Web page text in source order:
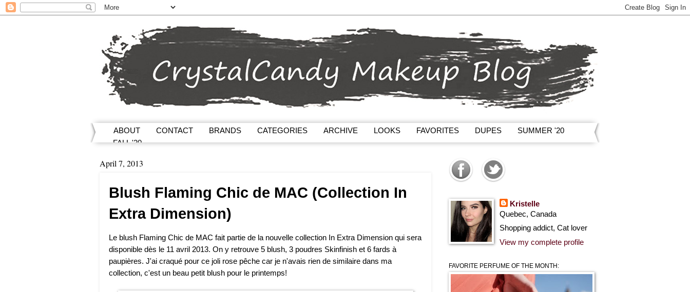
ABOUT CONTACT BRANDS CATEGORIES ARCHIVE LOOKS FAVORITES DUPES
SUMMER '20
FALL '20
April 7, 2013
Blush Flaming Chic de MAC (Collection In
Extra Dimension)
Le blush Flaming Chic de MAC fait partie de la nouvelle collection In Extra Dimension qui sera
disponible dès le 11 avril 2013. On y retrouve 5 blush, 3 poudres Skinfinish et 6 fards à
paupières. J'ai craqué pour ce joli rose pêche car je n'avais rien de similaire dans ma
collection, c'est un beau petit blush pour le printemps!
Kristelle
Quebec, Canada
Shopping addict, Cat lover
View my complete profile
FAVORITE PERFUME OF THE MONTH: